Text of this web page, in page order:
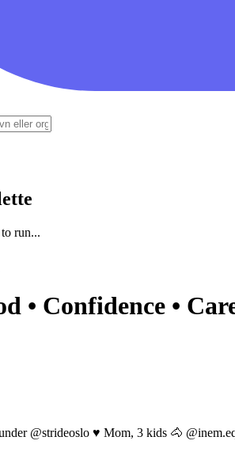
run...
• Confidence •
@strideoslo ♥ Mom, 3 kids 🐴